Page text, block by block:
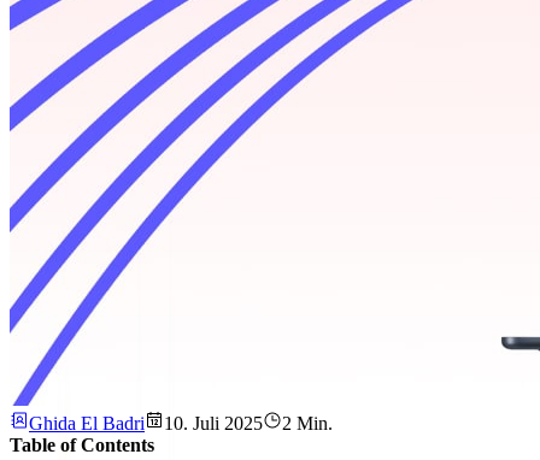
Ghida El Badri 10. Juli 2025
2 Min.
Table of Contents